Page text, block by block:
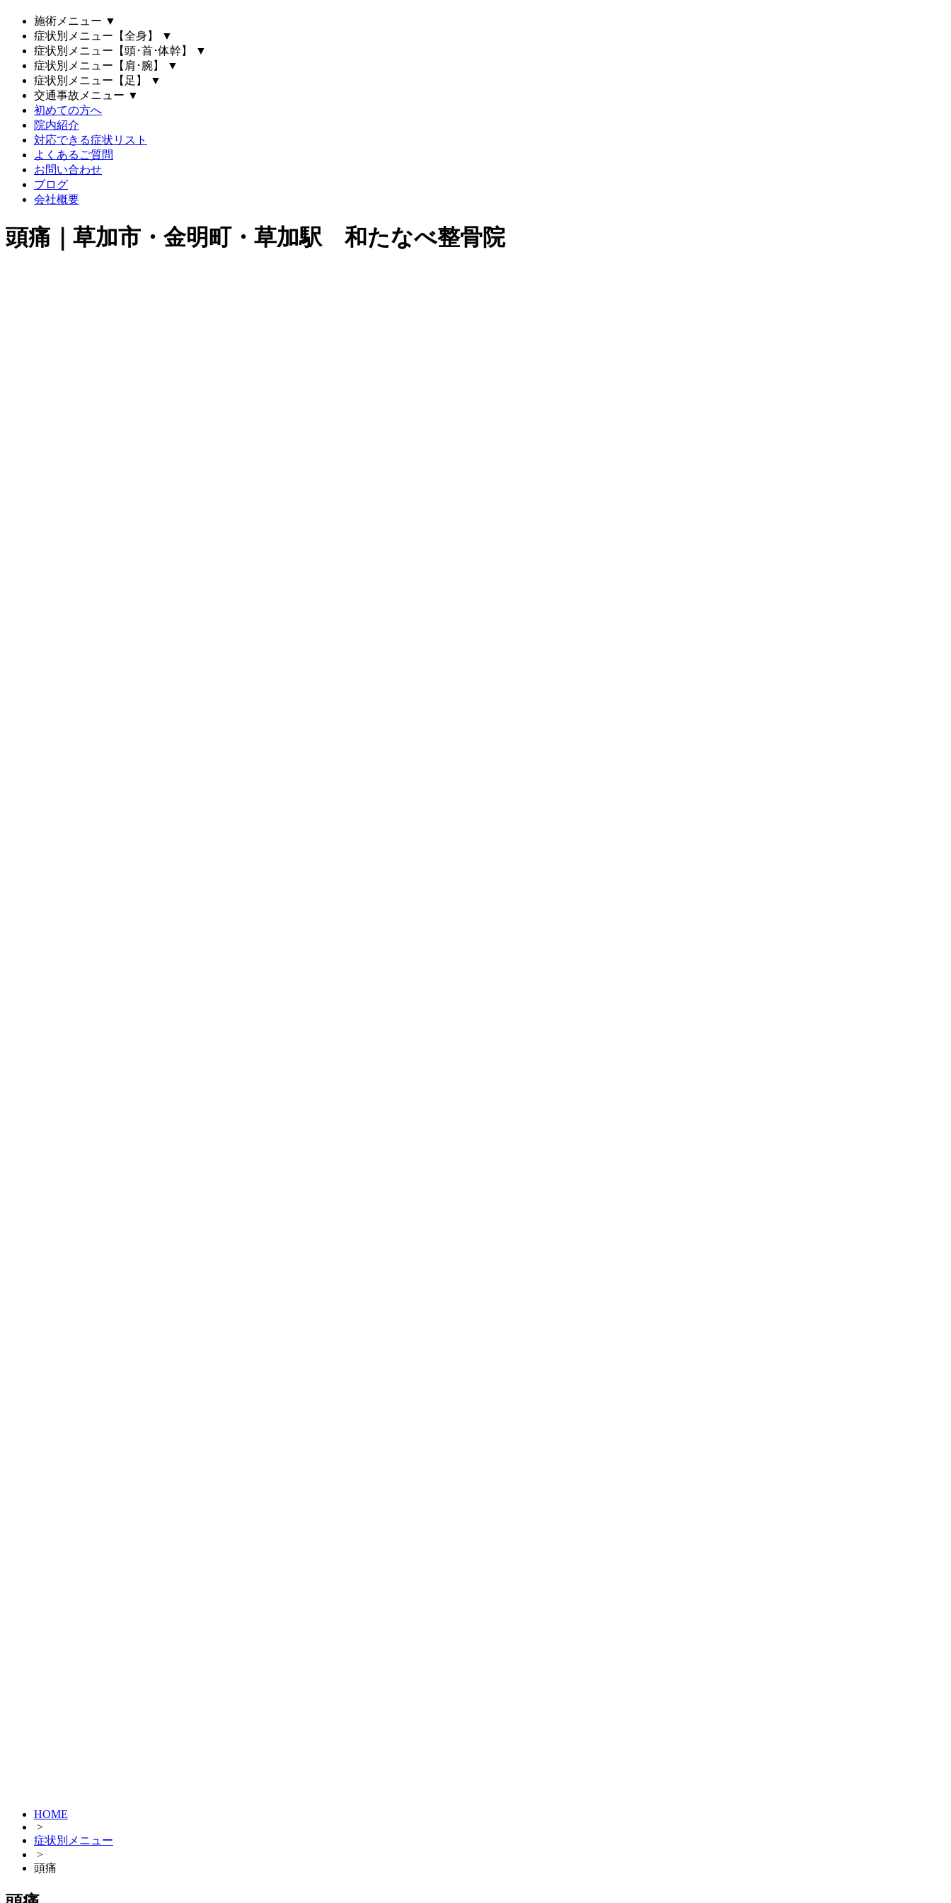
施術メニュー ▼
症状別メニュー【全身】
▼
症状別メニュー【頭･首･体幹】
▼
症状別メニュー【肩･腕】
▼
症状別メニュー【足】
▼
交通事故メニュー ▼
初めての方へ
院内紹介
対応できる症状リスト
よくあるご質問
お問い合わせ
ブログ
会社概要
頭痛｜草加市・金明町・草加駅 和たなべ整骨院
HOME
>
症状別メニュー
>
頭痛